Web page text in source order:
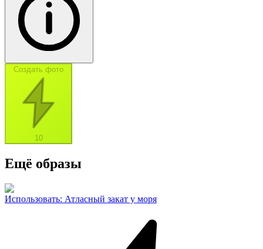
Создать фото
10
Ещё образы
Использовать: Атласный закат у моря